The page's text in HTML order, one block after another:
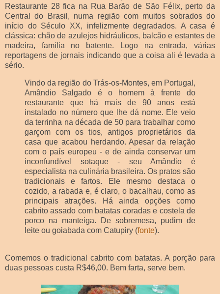
Restaurante 28 fica na Rua Barão de São Félix, perto da
Central do Brasil, numa região com muitos sobrados do
início do Século XX, infelizmente degradados. A casa é
clássica: chão de azulejos hidráulicos, balcão e estantes de
madeira, família no batente. Logo na entrada, várias
reportagens de jornais indicando que a coisa ali é levada a
sério.
Vindo da região do Trás-os-Montes, em Portugal,
Amândio Salgado é o homem à frente do
restaurante que há mais de 90 anos está
instalado no número que lhe dá nome. Ele veio
da terrinha na década de 50 para trabalhar como
garçom com os tios, antigos proprietários da
casa que acabou herdando. Apesar da relação
com o país europeu - e de ainda conservar um
inconfundível sotaque - seu Amândio é
especialista na culinária brasileira. Os pratos são
tradicionais e fartos. Ele mesmo destaca o
cozido, a rabada e, é claro, o bacalhau, como as
principais atrações. Há ainda opções como
cabrito assado com batatas coradas e costela de
porco na manteiga. De sobremesa, pudim de
leite ou goiabada com Catupiry (fonte).
Comemos o tradicional cabrito com batatas. A porção para
duas pessoas custa R$46,00. Bem farta, serve bem.